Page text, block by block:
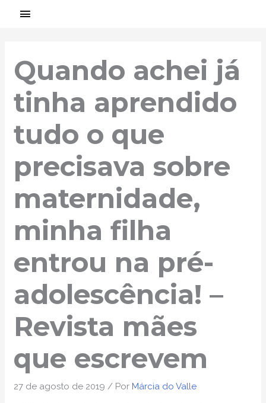
MENU
Quando achei já
tinha aprendido
tudo o que
precisava sobre
maternidade,
minha filha
entrou na pré-
adolescência! –
Revista mães
que escrevem
27 de agosto de 2019/ Por Márcia do Valle